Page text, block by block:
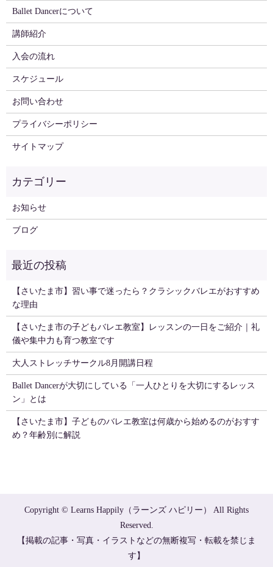
Ballet Dancerについて
講師紹介
入会の流れ
スケジュール
お問い合わせ
プライバシーポリシー
サイトマップ
お知らせ
ブログ
【さいたま市】習い事で迷ったら？クラシックバレエがおすすめ
な理由
【さいたま市の子どもバレエ教室】レッスンの一日をご紹介｜礼
儀や集中力も育つ教室です
大人ストレッチサークル8月開講日程
Ballet Dancerが大切にしている「一人ひとりを大切にするレッス
ン」とは
【さいたま市】子どものバレエ教室は何歳から始めるのがおすす
め？年齢別に解説
Copyright © Learns Happily（ラーンズ ハピリー） All Rights
Reserved.
【掲載の記事・写真・イラストなどの無断複写・転載を禁じま
す】